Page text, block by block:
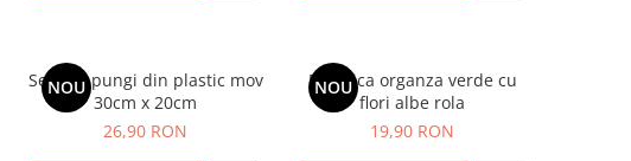
NOU
Set 100 pungi din plastic mov
30cm x 20cm
26,90 RON
NOU
Panglica organza verde cu
flori albe rola
19,90 RON